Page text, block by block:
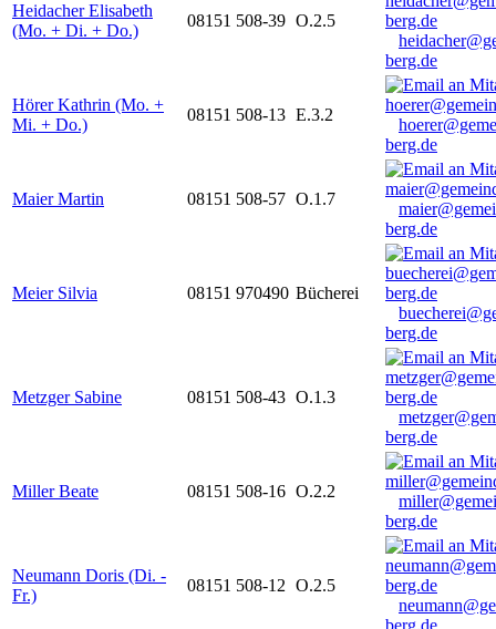
Heidacher Elisabeth
(Mo. + Di. + Do.)
08151 508-39 O.2.5
berg.de
Hörer Kathrin (Mo. +
Mi. + Do.)
08151 508-13 E.3.2
berg.de
Maier Martin 08151 508-57 O.1.7
berg.de
Meier Silvia 08151 970490 Bücherei
berg.de
Metzger Sabine 08151 508-43 O.1.3
berg.de
Miller Beate 08151 508-16 O.2.2
berg.de
Neumann Doris (Di. -
Fr.)
08151 508-12 O.2.5